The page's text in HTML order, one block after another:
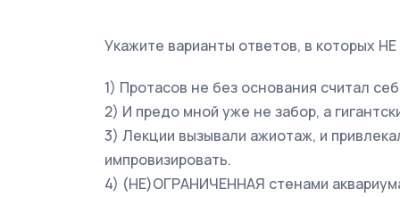
Укажите варианты ответов, в которых
1) Протасов не без основания считал
2) И предо мной уже не забор, а
3) Лекции вызывали ажиотаж, и
импровизировать.
4) (НЕ)ОГРАНИЧЕННАЯ стенами